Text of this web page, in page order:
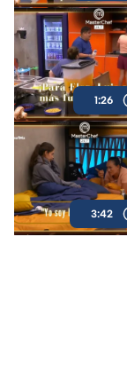
1:26
3:42